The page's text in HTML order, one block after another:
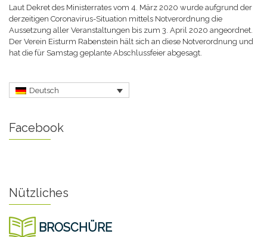
Laut Dekret des Ministerrates vom 4. März 2020 wurde aufgrund der
derzeitigen Coronavirus-Situation mittels Notverordnung die
Aussetzung aller Veranstaltungen bis zum 3. April 2020 angeordnet.
Der Verein Eisturm Rabenstein hält sich an diese Notverordnung und
hat die für Samstag geplante Abschlussfeier abgesagt.
Deutsch
Facebook
Nützliches
BROSCHÜRE